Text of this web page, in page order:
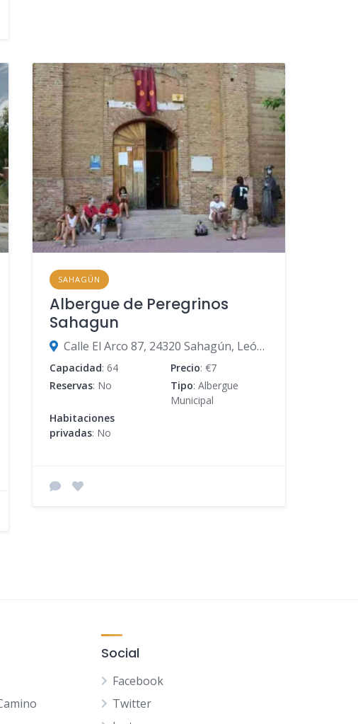
SAHAGÚN
Albergue de Peregrinos
Sahagun
Calle El Arco 87, 24320 Sahagún, León, España
Capacidad: 64 Precio: €7
Reservas: No Tipo: Albergue
Municipal
Habitaciones
privadas: No
Social
Facebook
Twitter